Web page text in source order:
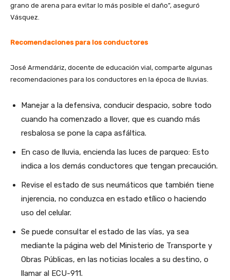
grano de arena para evitar lo más posible el daño”, aseguró
Vásquez.
Recomendaciones para los conductores
José Armendáriz, docente de educación vial, comparte algunas
recomendaciones para los conductores en la época de lluvias.
Manejar a la defensiva, conducir despacio, sobre todo
cuando ha comenzado a llover, que es cuando más
resbalosa se pone la capa asfáltica.
En caso de lluvia, encienda las luces de parqueo: Esto
indica a los demás conductores que tengan precaución.
Revise el estado de sus neumáticos que también tiene
injerencia, no conduzca en estado etílico o haciendo
uso del celular.
Se puede consultar el estado de las vías, ya sea
mediante la página web del Ministerio de Transporte y
Obras Públicas, en las noticias locales a su destino, o
llamar al ECU-911.